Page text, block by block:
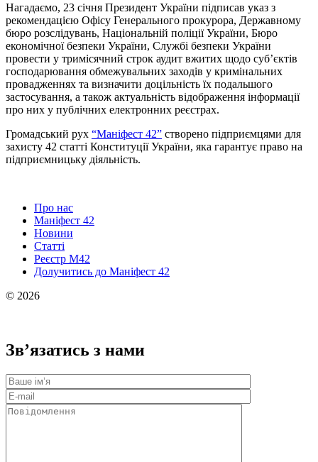
Нагадаємо, 23 січня Президент України підписав указ з
рекомендацією Офісу Генерального прокурора, Державному
бюро розслідувань, Національній поліції України, Бюро
економічної безпеки України, Службі безпеки України
провести у тримісячний строк аудит вжитих щодо суб’єктів
господарювання обмежувальних заходів у кримінальних
провадженнях та визначити доцільність їх подальшого
застосування, а також актуальність відображення інформації
про них у публічних електронних реєстрах.
Громадський рух “Маніфест 42” створено підприємцями для
захисту 42 статті Конституції України, яка гарантує право на
підприємницьку діяльність.
Про нас
Маніфест 42
Новини
Статті
Реєстр М42
Долучитись до Маніфест 42
© 2026
Зв’язатись з нами